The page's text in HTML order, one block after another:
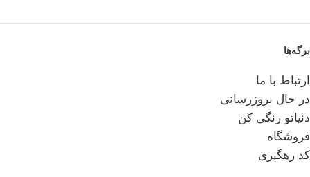
برگه‌ها
ارتباط با ما
در حال بروزرسانی
دنیاتو رنگی کن
فروشگاه
کد رهگیری